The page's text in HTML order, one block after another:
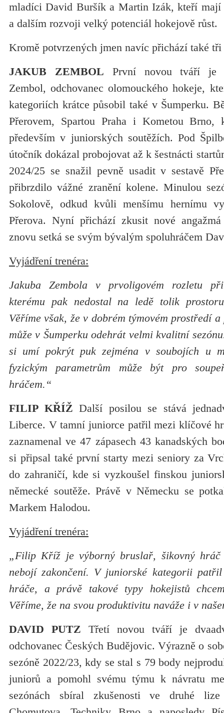
mladíci David Buršík a Martin Izák, kteří mají
a dalším rozvoji velký potenciál hokejově růst.
Kromě potvrzených jmen navíc přichází také
JAKUB ZEMBOL První novou tváří je
Zembol, odchovanec olomouckého hokeje,
kategoriích krátce působil také v Šumperku.
Přerovem, Spartou Praha i Kometou Brno,
především v juniorských soutěžích. Pod
útočník dokázal probojovat až k šestnácti
2024/25 se snažil pevně usadit v sestavě
přibrzdilo vážné zranění kolene. Minulou
Sokolově, odkud kvůli menšímu hernímu
Přerova. Nyní přichází zkusit nové
znovu setká se svým bývalým spoluhráčem
Vyjádření trenéra:
Jakuba Zembola v prvoligovém rozletu
kterému pak nedostal na ledě tolik
Věříme však, že v dobrém týmovém prostředí
může v Šumperku odehrát velmi kvalitní
si umí pokrýt puk zejména v soubojích u
fyzickým parametrům může být pro
hráčem.“
FILIP KŘÍŽ Další posilou se stává
Liberce. V tamní juniorce patřil mezi klíčové
zaznamenal ve 47 zápasech 43 kanadských
si připsal také první starty mezi seniory za
do zahraničí, kde si vyzkoušel finskou
německé soutěže. Právě v Německu se
Markem Halodou.
Vyjádření trenéra:
„Filip Kříž je výborný bruslař, šikovný hráč
nebojí zakončení. V juniorské kategorii
hráče, a právě takové typy hokejistů
Věříme, že na svou produktivitu naváže i v
DAVID PUTZ Třetí novou tváří je
odchovanec Českých Budějovic. Výrazně o
sezóně 2022/23, kdy se stal s 79 body
juniorů a pomohl svému týmu k návratu
sezónách sbíral zkušenosti ve druhé